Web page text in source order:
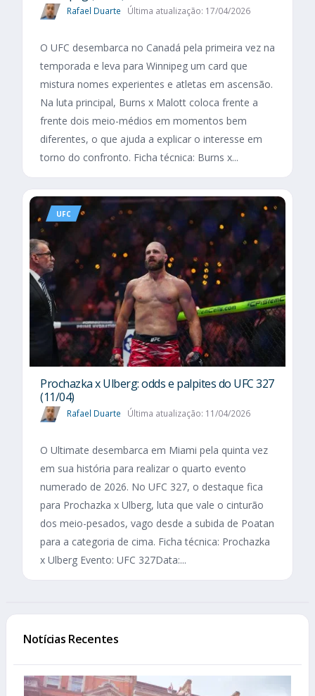
Rafael Duarte Última atualização: 17/04/2026
O UFC desembarca no Canadá pela primeira vez na
temporada e leva para Winnipeg um card que
mistura nomes experientes e atletas em ascensão.
Na luta principal, Burns x Malott coloca frente a
frente dois meio-médios em momentos bem
diferentes, o que ajuda a explicar o interesse em
torno do confronto. Ficha técnica: Burns x...
UFC
Prochazka x Ulberg: odds e palpites do UFC 327
(11/04)
Rafael Duarte Última atualização: 11/04/2026
O Ultimate desembarca em Miami pela quinta vez
em sua história para realizar o quarto evento
numerado de 2026. No UFC 327, o destaque fica
para Prochazka x Ulberg, luta que vale o cinturão
dos meio-pesados, vago desde a subida de Poatan
para a categoria de cima. Ficha técnica: Prochazka
x Ulberg Evento: UFC 327Data:...
Notícias Recentes